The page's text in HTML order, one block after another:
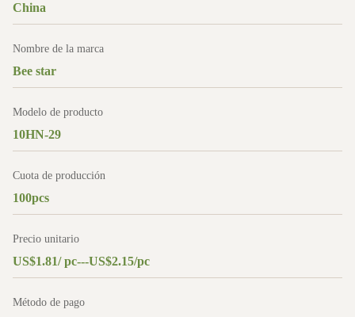
China
Nombre de la marca
Bee star
Modelo de producto
10HN-29
Cuota de producción
100pcs
Precio unitario
US$1.81/ pc---US$2.15/pc
Método de pago